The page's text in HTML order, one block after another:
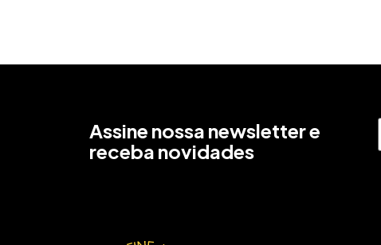
Assine nossa newsletter e
receba novidades